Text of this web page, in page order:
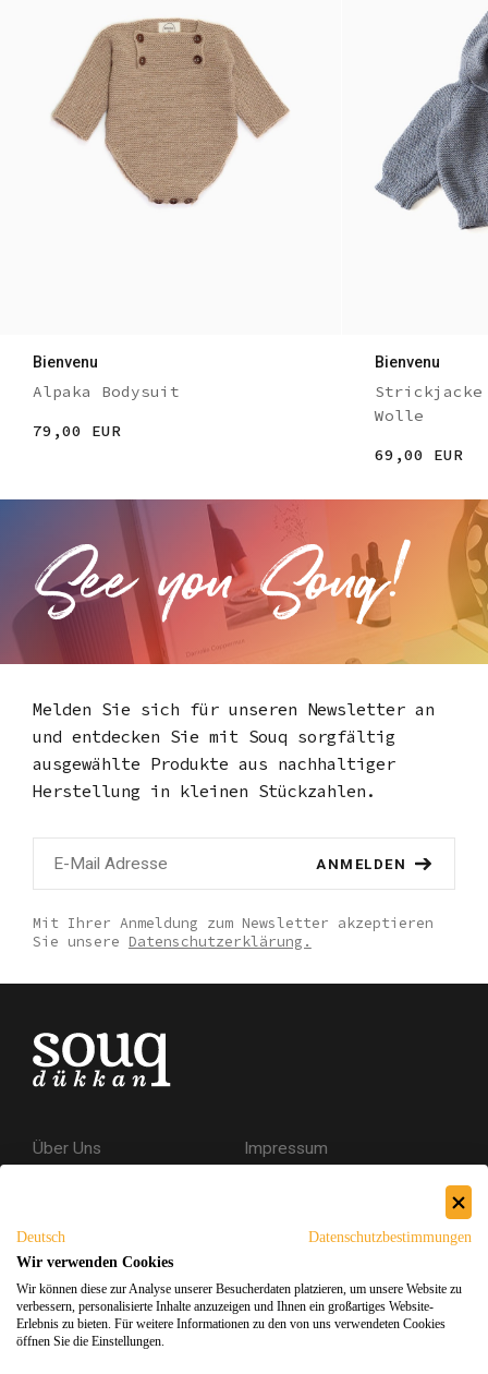
Bienvenu
Alpaka Bodysuit
79,00 EUR
Bienvenu
Wolle
69,00 EUR
Melden Sie sich für unseren Newsletter an
und entdecken Sie mit Souq sorgfältig
ausgewählte Produkte aus nachhaltiger
Herstellung in kleinen Stückzahlen.
ANMELDEN
Mit Ihrer Anmeldung zum Newsletter akzeptieren
Sie unsere Datenschutzerklärung.
Über Uns
Impressum
Sicheres Einkaufen
Deutsch
Datenschutzbestimmungen
Wir verwenden Cookies
Wir können diese zur Analyse unserer Besucherdaten platzieren, um unsere Website zu
verbessern, personalisierte Inhalte anzuzeigen und Ihnen ein großartiges Website-
Erlebnis zu bieten. Für weitere Informationen zu den von uns verwendeten Cookies
öffnen Sie die Einstellungen.